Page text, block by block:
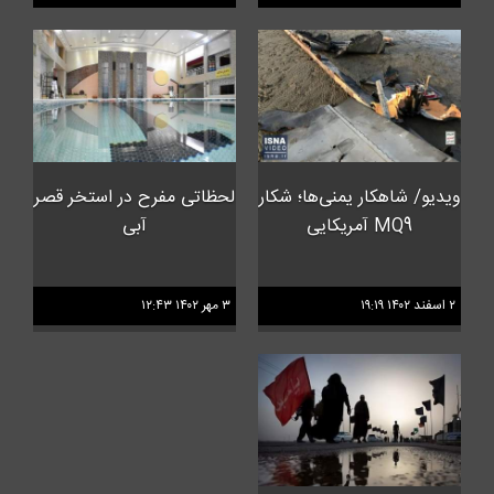
ویدیو/ شاهکار یمنی‌ها؛ شکار
MQ9 آمریکایی
۲ اسفند ۱۴۰۲ ۱۹:۱۹
لحظاتی مفرح در استخر قصر
آبی
۳ مهر ۱۴۰۲ ۱۲:۴۳